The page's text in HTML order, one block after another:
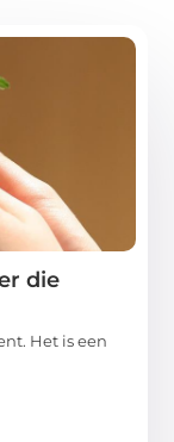
die
Het is een